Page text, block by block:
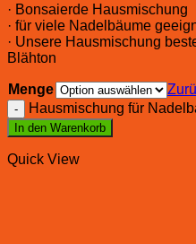
· Bonsaierde Hausmischung
· für viele Nadelbäume
· Unsere Hausmischung
Blähton
Menge
Hausmischung für
In den Warenkorb
Quick View